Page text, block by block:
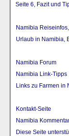
Seite 6, Fazit und
Namibia
Urlaub in Namibia,
Namibia Forum
Namibia Link-Tipps
Links zu Farmen in
Kontakt-Seite
Namibia
Diese Seite